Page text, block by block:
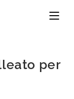
per